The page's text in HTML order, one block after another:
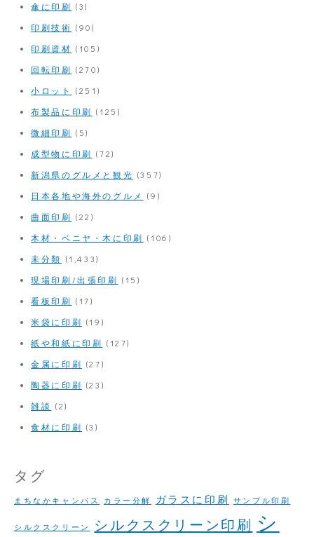
傘に印刷 (3)
印刷技術 (90)
印刷資材 (105)
回転印刷 (270)
小ロット
(251)
布製品に印刷 (125)
微細印刷 (5)
成型物に印刷 (72)
新潟県のグルメと観光 (357)
日本各地や海外のグルメ
(9)
曲面印刷 (22)
木材・ベニヤ・木に印刷 (106)
未分類 (1,433)
現場印刷/出張印刷 (15)
看板印刷 (17)
米袋に印刷 (19)
紙や和紙に印刷 (127)
金属に印刷 (27)
陶器に印刷 (23)
雑談 (2)
食材に印刷 (3)
タグ
まちなかキャンパス カラー分解 ガラスに印刷 サンプル印刷
シルクスクリーン シルクスクリーン印刷 シ